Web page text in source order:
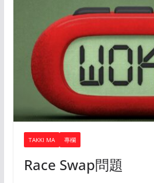
TAKKI MA 專欄
Race Swap問題